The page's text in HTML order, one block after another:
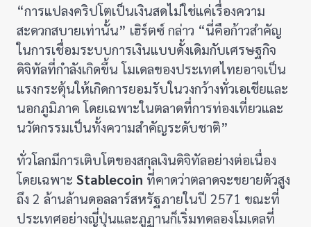
“การแปลงคริปโตเป็นเงินสดไม่ใช่แค่เรื่องความ
สะดวกสบายเท่านั้น” เฮิร์ตซ์ กล่าว “นี่คือก้าวสำคัญ
ในการเชื่อมระบบการเงินแบบดั้งเดิมกับเศรษฐกิจ
ดิจิทัลที่กำลังเกิดขึ้น โมเดลของประเทศไทยอาจเป็น
แรงกระตุ้นให้เกิดการยอมรับในวงกว้างทั่วเอเชียและ
นอกภูมิภาค โดยเฉพาะในตลาดที่การท่องเที่ยวและ
นวัตกรรมเป็นทั้งความสำคัญระดับชาติ”
ทั่วโลกมีการเติบโตของสกุลเงินดิจิทัลอย่างต่อเนื่อง
โดยเฉพาะ Stablecoin ที่คาดว่าตลาดจะขยายตัวสูง
ถึง 2 ล้านล้านดอลลาร์สหรัฐภายในปี 2571 ขณะที่
ประเทศอย่างญี่ปุ่นและภูฏานก็เริ่มทดลองโมเดลที่